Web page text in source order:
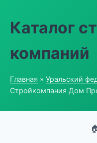
Каталог
компаний
Главная » Уральский
Стройкомпания Дом